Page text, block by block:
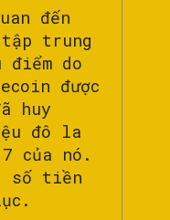
đến
trung
do
được
huy
đô la
của nó.
số tiền